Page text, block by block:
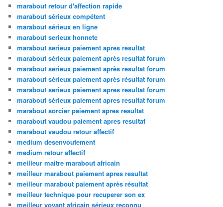
marabout retour d'affection rapide
marabout sérieux compétent
marabout sérieux en ligne
marabout serieux honnete
marabout serieux paiement apres resultat
marabout sérieux paiement après resultat forum
marabout serieux paiement après resultat forum
marabout sérieux paiement après résultat forum
marabout serieux paiement apres resultat forum
marabout sérieux paiement apres resultat forum
marabout sorcier paiement apres resultat
marabout vaudou paiement apres resultat
marabout vaudou retour affectif
medium desenvoutement
medium retour affectif
meilleur maitre marabout africain
meilleur marabout paiement apres resultat
meilleur marabout paiement après résultat
meilleur technique pour recuperer son ex
meilleur voyant africain sérieux reconnu